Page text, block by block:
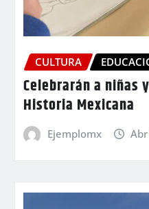
CULTURA
Celebrarán a niñas
Historia Mexicana
Ejemplomx